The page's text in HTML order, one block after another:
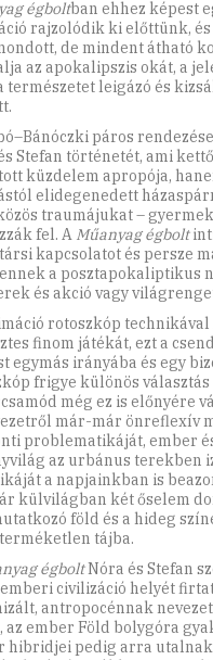
égboltban ehhez képest
rajzolódik ki előttünk,
de mindent átható
az apokalipszis okát, a
természetet leigázó és
páros
Stefan történetét, ami
küzdelem apropója,
elidegenedett
traumájukat –
fel. A Műanyag égbolt
kapcsolatot és persze
a posztapokaliptikus
és akció vagy
rotoszkóp technikával
finom játékát, ezt a
egymás irányába és egy
frigye különös
még ez is előnyére
már-már önreflexív
problematikáját, ember
az urbánus terekben
a napjainkban is
külvilágban két őselem
föld és a hideg
tájba.
égboltNóra és Stefan
civilizáció helyét
antropocénnak
az ember Föld bolygóra
hibridjei pedig arra